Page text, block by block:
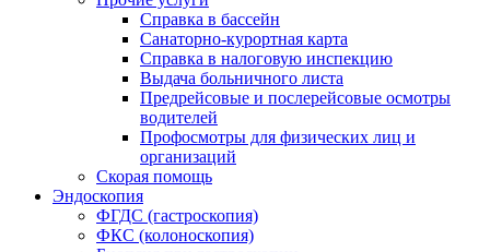
Справка в бассейн
Санаторно-курортная карта
Справка в налоговую инспекцию
Выдача больничного листа
Предрейсовые и послерейсовые осмотры
водителей
Профосмотры для физических лиц и
организаций
Скорая помощь
Эндоскопия
ФГДС (гастроскопия)
ФКС (колоноскопия)